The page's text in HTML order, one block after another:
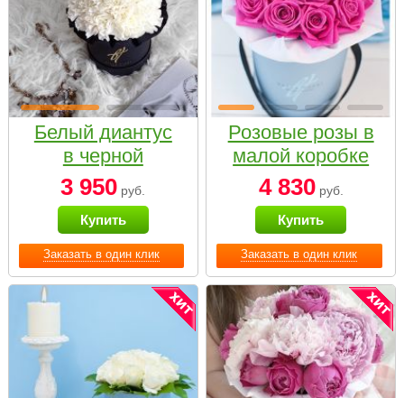
Заказать в один клик
Белый диантус
в черной
коробке Small
3 950 руб.
Купить
Заказать в один клик
Розовые розы в
малой коробке
4 830руб.
Купить